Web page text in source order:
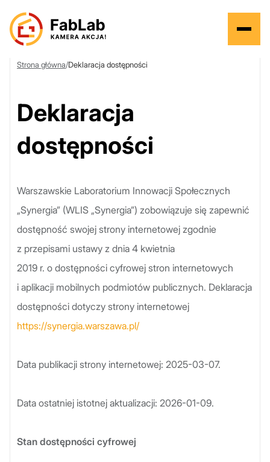
Strona główna/Deklaracja dostępności
Deklaracja
dostępności
Warszawskie Laboratorium Innowacji Społecznych
„Synergia” (WLIS „Synergia”) zobowiązuje się zapewnić
dostępność swojej strony internetowej zgodnie
z przepisami ustawy z dnia 4 kwietnia
2019 r. o dostępności cyfrowej stron internetowych
i aplikacji mobilnych podmiotów publicznych. Deklaracja
dostępności dotyczy strony internetowej
https://synergia.warszawa.pl/
Data publikacji strony internetowej: 2025-03-07.
Data ostatniej istotnej aktualizacji: 2026-01-09.
Stan dostępności cyfrowej